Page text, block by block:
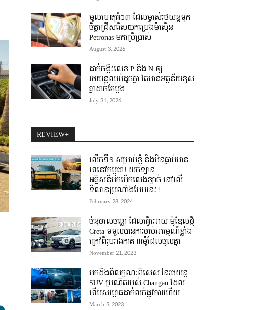
មូលហេតុធំៗ៣ ដែលម្ចាស់រថយន្តទុក
ចិត្តជ្រើសរើសយកប្រេងម៉ាស៊ីន
Petronas មកប្រើប្រាស់
August 3, 2026
ដាក់ចង្កឹះលេខ P និង N ឲ្យ
រថយន្តឈប់ដូចគ្នា តែមានអត្ថន័យខុស
គ្នាដាច់តែម្តង
July 31, 2026
REVIEW+
លើកទី១ សម្រាប់ខ្ញុំ និងមិនធ្លាប់មាន
ទេនៅកម្ពុជា! យកឡាន
អគ្គិសនីមកបើកលេងខ្សាច់ នៅលើ
ទីលានប្រណាំងបែបនេះ!
February 28, 2024
ចំនុចលេចធ្លោ ដែលធ្វើអោយ ម៉ូឌែលថ្មី
Creta ទទួលបានការចាប់អារម្មណ៍ខ្លាំង
ក្រៅពីរូបរាងកាត់ ៣ម៉ូដែលចូលគ្នា
November 21, 2023
មកដឹងពីលក្ខណៈពិសេស នៃរថយន្ត
SUV ប្រណិតរបស់ Changan ដែល
ទើបសម្ភោធដាក់លក់ផ្លូវការហើយ
March 3, 2023